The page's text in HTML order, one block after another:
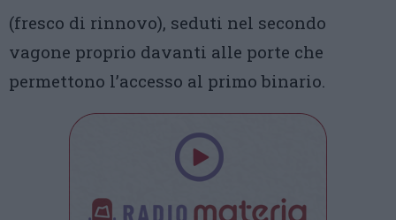
(fresco di rinnovo), seduti nel secondo
vagone proprio davanti alle porte che
permettono l’accesso al primo binario.